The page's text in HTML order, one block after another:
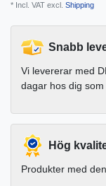
* Incl. VAT excl. Shipping
Snabb
Vi levererar med
dagar hos dig som
Hög
Produkter med